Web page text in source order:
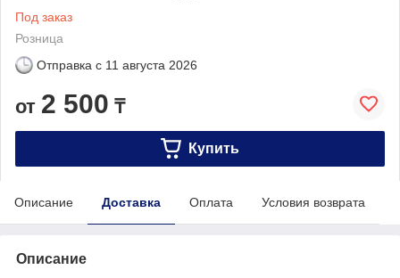
Под заказ
Розница
Отправка с 11 августа 2026
от 2 500 ₸
Купить
Описание Доставка Оплата Условия возврата
Описание